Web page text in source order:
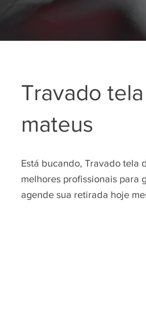
Travado
mateus
Está bucando, Travado tela
melhores profissionais para
agende sua retirada hoje